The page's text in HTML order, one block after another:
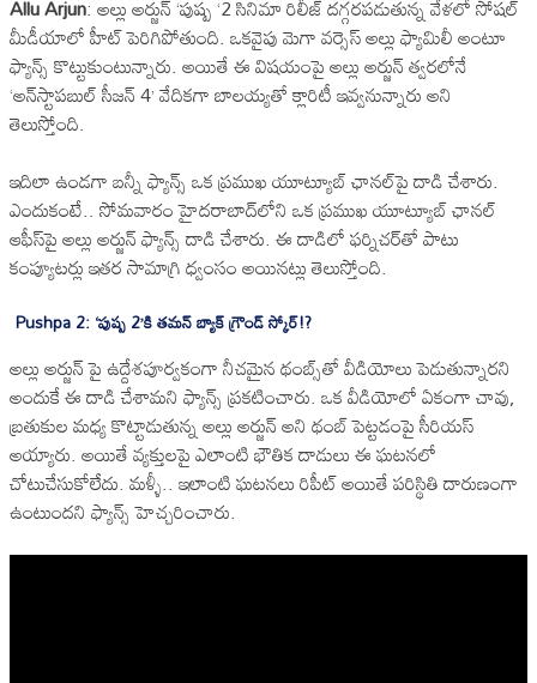
Allu Arjun: అల్లు అర్జున్‌ ‘పుష్ప ‘2 సినిమా రిలీజ్‌ దగ్గరపడుతున్న వేళలో సోషల్‌
మీడీయాలో హీట్‌ పెరిగిపోతుంది. ఒకవైపు మెగా వర్సెస్‌ అల్లు ఫ్యామిలీ అంటూ
ఫ్యాన్స్‌ కొట్టుకుంటున్నారు. అయితే ఈ విషయంపై అల్లు అర్జున్‌ త్వరలోనే
‘అన్‌స్టాపబుల్‌ సీజన్‌ 4’ వేదికగా బాలయ్యతో క్లారిటీ ఇవ్వనున్నారు అని
తెలుస్తోంది.
ఇదిలా ఉండగా బన్నీ ఫ్యాన్స్‌ ఒక ప్రముఖ యూట్యూబ్‌ ఛానల్‌పై దాడి చేశారు.
ఎందుకంటే.. సోమవారం హైదరాబాద్‌లోని ఒక ప్రముఖ యూట్యూబ్‌ ఛానల్‌
ఆఫీస్‌పై అల్లు అర్జున్‌ ఫ్యాన్స్‌ దాడి చేశారు. ఈ దాడిలో ఫర్నిచర్‌తో పాటు
కంప్యూటర్లు ఇతర సామాగ్రి ధ్వంసం అయినట్లు తెలుస్తోంది.
Pushpa 2: ‘పుష్ప 2’కి తమన్‌ బ్యాక్‌ గ్రౌండ్‌ స్కోర్‌!?
అల్లు అర్జున్‌ పై ఉద్దేశపూర్వకంగా నీచమైన థంబ్స్‌తో వీడియోలు పెడుతున్నారని
అందుకే ఈ దాడి చేశామని ఫ్యాన్స్‌ ప్రకటించారు. ఒక వీడియోలో ఏకంగా చావు,
బ్రతుకుల మధ్య కొట్టాడుతున్న అల్లు అర్జున్‌ అని థంబ్‌ పెట్టడంపై సీరియస్‌
అయ్యారు. అయితే వ్యక్తులపై ఎలాంటి భౌతిక దాడులు ఈ ఘటనలో
చోటుచేసుకోలేదు. మళ్ళీ.. ఇలాంటి ఘటనలు రిపీట్‌ అయితే పరిస్థితి దారుణంగా
ఉంటుందని ఫ్యాన్స్‌ హెచ్చరించారు.